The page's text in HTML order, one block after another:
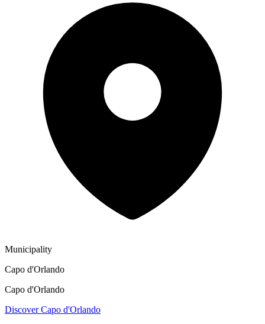
Municipality
Capo d'Orlando
Capo d'Orlando
Discover Capo d'Orlando